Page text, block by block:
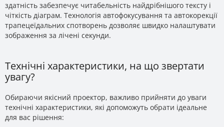
здатність забезпечує читабельність найдрібнішого тексту і
чіткість діаграм. Технологія автофокусування та автокорекції
трапецеїдальних спотворень дозволяє швидко налаштувати
зображення за лічені секунди.
Технічні характеристики, на що звертати
увагу?
Обираючи якісний проектор, важливо прийняти до уваги
технічні характеристики, які допоможуть обрати ідеальне
для вас рішення: